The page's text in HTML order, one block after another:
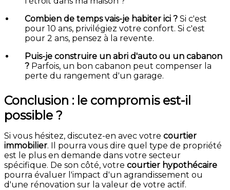
Combien de temps vais-je habiter ici ? Si c'est
pour 10 ans, privilégiez votre confort. Si c'est
pour 2 ans, pensez à la revente.
Puis-je construire un abri d'auto ou un cabanon
? Parfois, un bon cabanon peut compenser la
perte du rangement d'un garage.
Conclusion : le compromis est-il
possible ?
Si vous hésitez, discutez-en avec votre courtier
immobilier. Il pourra vous dire quel type de propriété
est le plus en demande dans votre secteur
spécifique. De son côté, votre courtier hypothécaire
pourra évaluer l'impact d'un agrandissement ou
d'une rénovation sur la valeur de votre actif.